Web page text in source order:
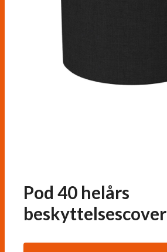
Pod 40 helårs
beskyttelsescover